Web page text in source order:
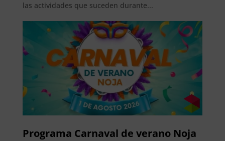
las actividades que suceden durante...
Programa Carnaval de verano Noja